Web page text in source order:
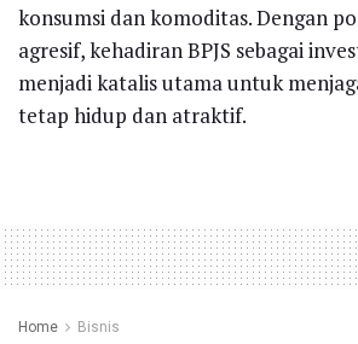
konsumsi dan komoditas. Dengan
agresif, kehadiran BPJS sebagai
menjadi katalis utama untuk
tetap hidup dan atraktif.
Home Bisnis